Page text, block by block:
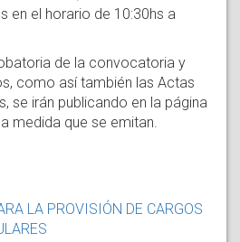
en el horario de 10:30hs a
de la convocatoria y
como así también las Actas
se irán publicando en la página
medida que se emitan.
LA PROVISIÓN DE CARGOS